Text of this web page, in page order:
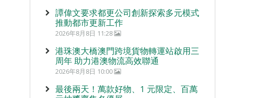
譚偉文要求都更公司創新探索多元模式
推動都市更新工作
2026年8月8日 11:28
港珠澳大橋澳門跨境貨物轉運站啟用三
周年 助力港澳物流高效聯通
2026年8月8日 10:00
最後兩天！萬款好物、1 元限定、百萬